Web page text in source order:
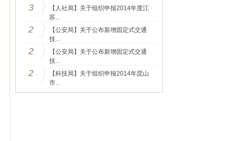
3
【人社局】关于组织申报2014年度江
苏...
2
【公安局】关于公布新增固定式交通
技...
2
【公安局】关于公布新增固定式交通
技...
2
【科技局】关于组织申报2014年昆山
市...